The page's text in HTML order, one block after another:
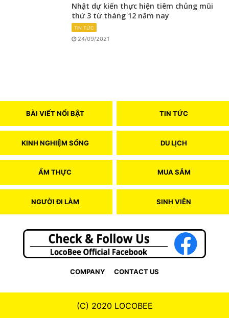
Nhật dự kiến thực hiện tiêm chủng mũi
thứ 3 từ tháng 12 năm nay
TIN TỨC
24/09/2021
BÀI VIẾT NỔI BẬT TIN TỨC
KINH NGHIỆM SỐNG DU LỊCH
ẨM THỰC MUA SẮM
NGƯỜI ĐI LÀM SINH VIÊN
COMPANY CONTACT US
(C) 2020 LOCOBEE